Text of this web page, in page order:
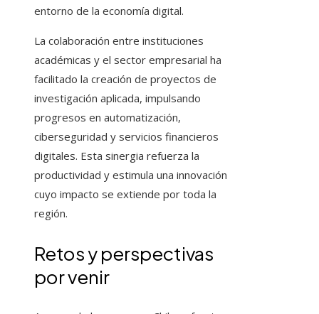
entorno de la economía digital.
La colaboración entre instituciones
académicas y el sector empresarial ha
facilitado la creación de proyectos de
investigación aplicada, impulsando
progresos en automatización,
ciberseguridad y servicios financieros
digitales. Esta sinergia refuerza la
productividad y estimula una innovación
cuyo impacto se extiende por toda la
región.
Retos y perspectivas
por venir